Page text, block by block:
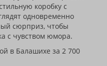
коробку с
одновременно
сюрприз, чтобы
с чувством юмора.
в Балашихе за 2 700